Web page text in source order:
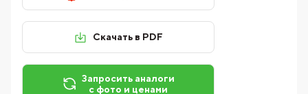
Скачать в PDF
Запросить аналоги
с фото и ценами